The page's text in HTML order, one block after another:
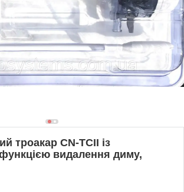
троакар CN-TCII із
видалення диму,